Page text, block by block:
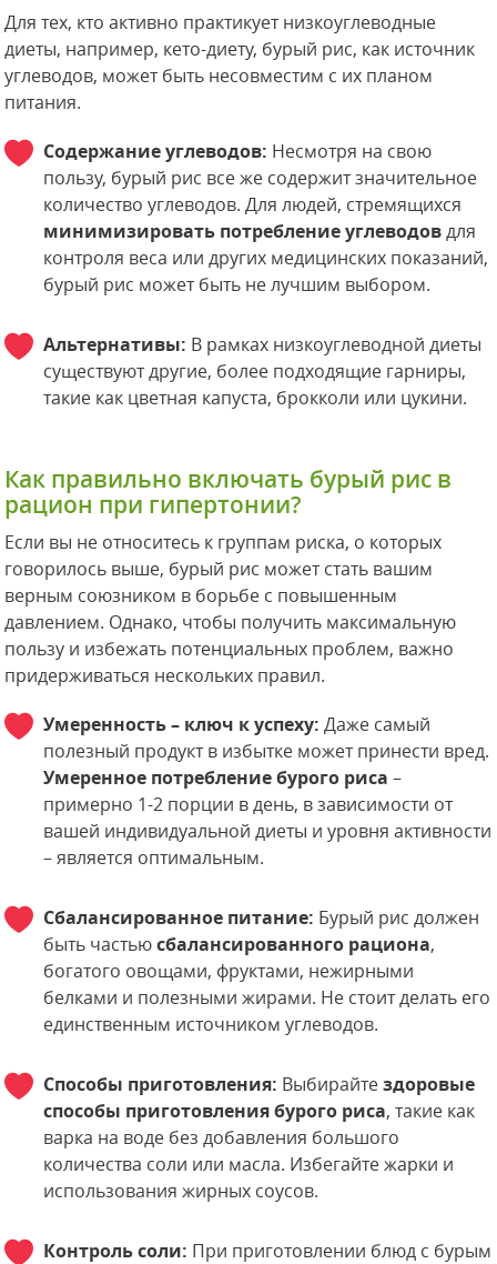
Для тех, кто активно практикует низкоуглеводные
диеты, например, кето-диету, бурый рис, как источник
углеводов, может быть несовместим с их планом
питания.
Содержание углеводов: Несмотря на свою
пользу, бурый рис все же содержит значительное
количество углеводов. Для людей, стремящихся
минимизировать потребление углеводовдля
контроля веса или других медицинских показаний,
бурый рис может быть не лучшим выбором.
Альтернативы: В рамках низкоуглеводной диеты
существуют другие, более подходящие гарниры,
такие как цветная капуста, брокколи или цукини.
Как правильно включать бурый рис в
рацион при гипертонии?
Если вы не относитесь к группам риска, о которых
говорилось выше, бурый рис может стать вашим
верным союзником в борьбе с повышенным
давлением. Однако, чтобы получить максимальную
пользу и избежать потенциальных проблем, важно
придерживаться нескольких правил.
Умеренность – ключ к успеху: Даже самый
полезный продукт в избытке может принести вред.
Умеренное потребление бурого риса –
примерно 1-2 порции в день, в зависимости от
вашей индивидуальной диеты и уровня активности
– является оптимальным.
Сбалансированное питание: Бурый рис должен
быть частьюсбалансированного рациона,
богатого овощами, фруктами, нежирными
белками и полезными жирами. Не стоит делать его
единственным источником углеводов.
Способы приготовления: Выбирайтездоровые
способы приготовления бурого риса, такие как
варка на воде без добавления большого
количества соли или масла. Избегайте жарки и
использования жирных соусов.
Контроль соли: При приготовлении блюд с бурым